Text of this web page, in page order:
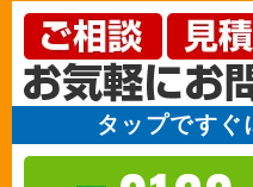
タップですぐ